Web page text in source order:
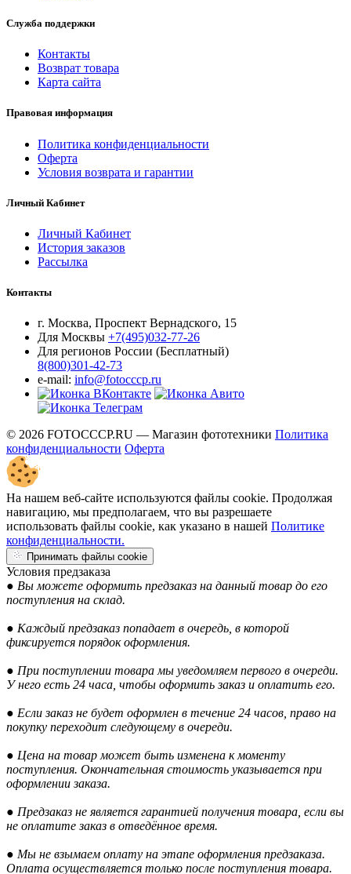
Служба поддержки
Контакты
Возврат товара
Карта сайта
Правовая информация
Политика конфиденциальности
Оферта
Условия возврата и гарантии
Личный Кабинет
Личный Кабинет
История заказов
Рассылка
Контакты
г. Москва, Проспект Вернадского, 15
Для Москвы +7(495)032-77-26
Для регионов России (Бесплатный)
8(800)301-42-73
e-mail: info@fotocccp.ru
© 2026 FOTOCCCP.RU — Магазин фототехники Политика
конфиденциальности Оферта
На нашем веб-сайте используются файлы cookie. Продолжая
навигацию, мы предполагаем, что вы разрешаете
использовать файлы cookie, как указано в нашей Политике
конфиденциальности.
Принимать файлы cookie
Условия предзаказа
● Вы можете оформить предзаказ на данный товар до его
поступления на склад.
● Каждый предзаказ попадает в очередь, в которой
фиксируется порядок оформления.
● При поступлении товара мы уведомляем первого в очереди.
У него есть 24 часа, чтобы оформить заказ и оплатить его.
● Если заказ не будет оформлен в течение 24 часов, право на
покупку переходит следующему в очереди.
● Цена на товар может быть изменена к моменту
поступления. Окончательная стоимость указывается при
оформлении заказа.
● Предзаказ не является гарантией получения товара, если вы
не оплатите заказ в отведённое время.
● Мы не взымаем оплату на этапе оформления предзаказа.
Оплата осуществляется только после поступления товара.